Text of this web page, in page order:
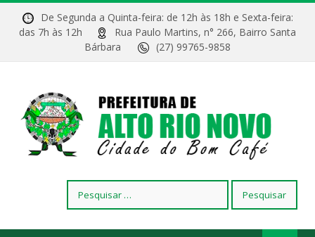
De Segunda a Quinta-feira: de 12h às 18h e Sexta-feira:
das 7h às 12h
Rua Paulo Martins, n° 266, Bairro Santa
Bárbara
(27) 99765-9858
por: